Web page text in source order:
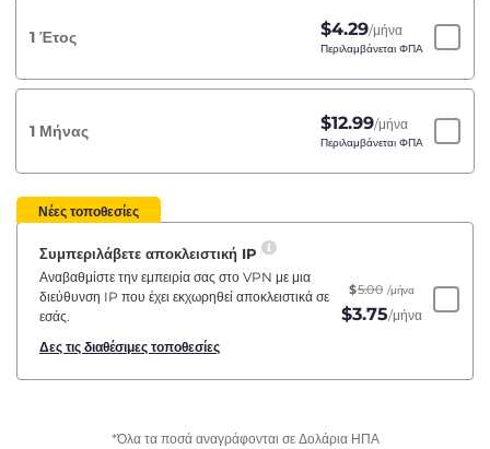
1 Έτος $4.29/μήνα
Περιλαμβάνεται ΦΠΑ
1 Μήνας $12.99/μήνα
Περιλαμβάνεται ΦΠΑ
Νέες τοποθεσίες
Συμπεριλάβετε αποκλειστική IP
Αναβαθμίστε την εμπειρία σας στο VPN με μια
διεύθυνση IP που έχει εκχωρηθεί αποκλειστικά σε
εσάς.
Δες τις διαθέσιμες τοποθεσίες
$5.00 /μήνα
$3.75/μήνα
*Όλα τα ποσά αναγράφονται σε Δολάρια ΗΠΑ